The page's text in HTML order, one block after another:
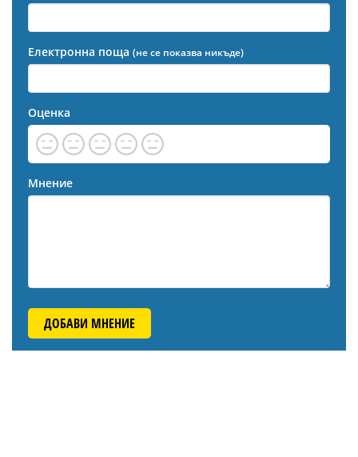
Електронна поща (не се показва никъде)
Оценка
Мнение
ДОБАВИ МНЕНИЕ